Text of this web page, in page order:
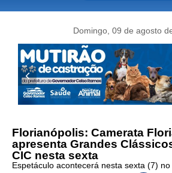
Domingo, 09 de agosto
Florianópolis: Camerata
apresenta Grandes
CIC nesta sexta
Espetáculo acontecerá nesta sexta (7) no